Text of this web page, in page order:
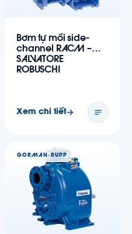
Bơm tự mồi side-
channel RACM –
SALVATORE
ROBUSCHI
Xem chi tiết
GORMAN-RUPP